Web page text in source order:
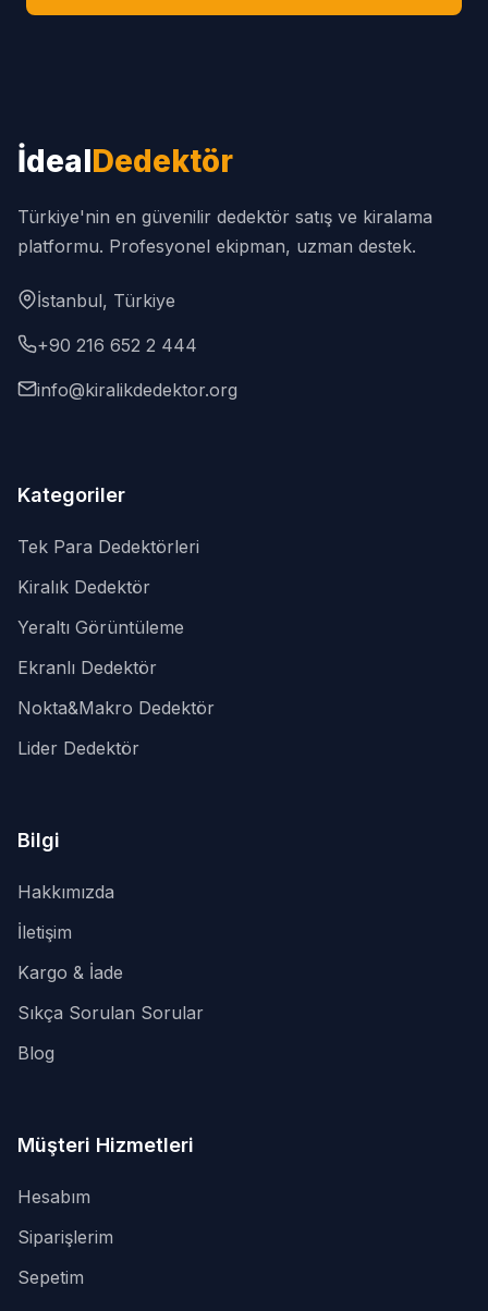
İdealDedektör
Türkiye'nin en güvenilir dedektör satış ve kiralama
platformu. Profesyonel ekipman, uzman destek.
İstanbul, Türkiye
+90 216 652 2 444
info@kiralikdedektor.org
Kategoriler
Tek Para Dedektörleri
Kiralık Dedektör
Yeraltı Görüntüleme
Ekranlı Dedektör
Nokta&Makro Dedektör
Lider Dedektör
Bilgi
Hakkımızda
İletişim
Kargo & İade
Sıkça Sorulan Sorular
Blog
Müşteri Hizmetleri
Hesabım
Siparişlerim
Sepetim